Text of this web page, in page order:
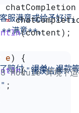
服满意或给予好评
满意**。
付、退单、退款
chatCompletion
=
(content);
e) {
("错误信息："
Module 环境下运
;